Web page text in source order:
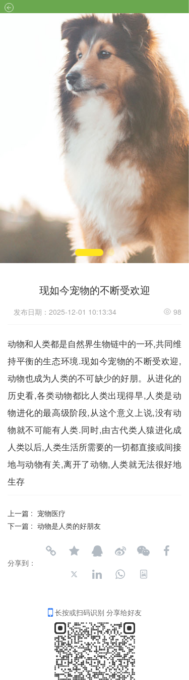
现如今宠物的不断受欢迎
发布日期：2025-12-01 10:13:34 98
动物和人类都是自然界生物链中的一环,共同维
持平衡的生态环境.现如今宠物的不断受欢迎,
动物也成为人类的不可缺少的好朋。从进化的
历史看,各类动物都比人类出现得早,人类是动
物进化的最高级阶段,从这个意义上说,没有动
物就不可能有人类.同时,由古代类人猿进化成
人类以后,人类生活所需要的一切都直接或间接
地与动物有关,离开了动物,人类就无法很好地
生存
上一篇 : 宠物医疗
下一篇 : 动物是人类的好朋友
分享到：
长按或扫码识别 分享给好友